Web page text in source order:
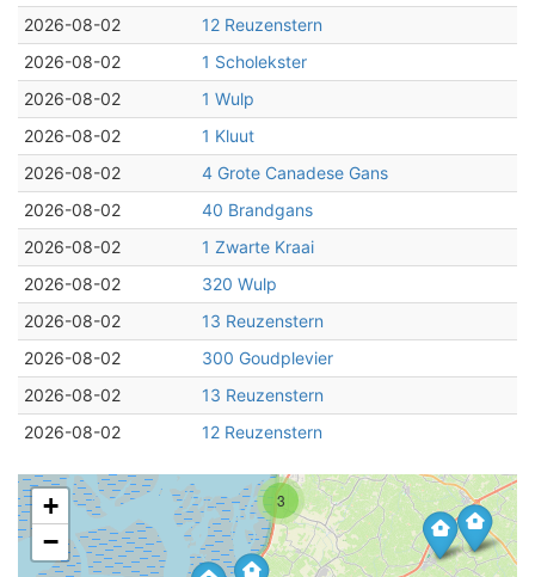
2026-08-02
12 Reuzenstern
2026-08-02
1 Scholekster
2026-08-02
1 Wulp
2026-08-02
1 Kluut
2026-08-02
4 Grote Canadese Gans
2026-08-02
40 Brandgans
2026-08-02
1 Zwarte Kraai
2026-08-02
320 Wulp
2026-08-02
13 Reuzenstern
2026-08-02
300 Goudplevier
2026-08-02
13 Reuzenstern
2026-08-02
12 Reuzenstern
3
+
−